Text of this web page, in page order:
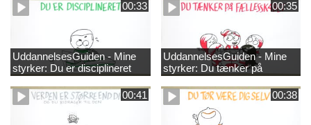
00:33
UddannelsesGuiden - Mine
styrker: Du er disciplineret
00:35
UddannelsesGuiden - Mine
styrker: Du tænker på
fællesskabet
00:41
00:38